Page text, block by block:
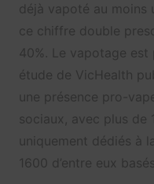
déjà vapoté au moins
ce chiffre double
40%. Le vapotage est
étude de VicHealth
une présence pro-
sociaux, avec plus de
uniquement dédiés à
1600 d’entre eux